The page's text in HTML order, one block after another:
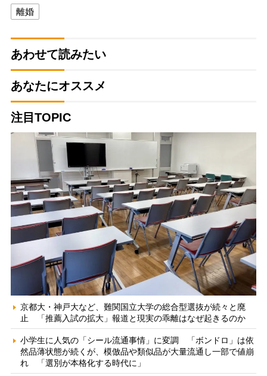
離婚
あわせて読みたい
あなたにオススメ
注目TOPIC
京都大・神戸大など、難関国立大学の総合型選抜が続々と廃
止 「推薦入試の拡大」報道と現実の乖離はなぜ起きるのか
小学生に人気の「シール流通事情」に変調 「ボンドロ」は依
然品薄状態が続くが、模倣品や類似品が大量流通し一部で値崩
れ 「選別が本格化する時代に」